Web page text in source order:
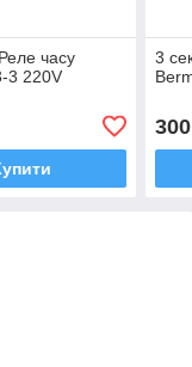
часу
3 220V
3
300